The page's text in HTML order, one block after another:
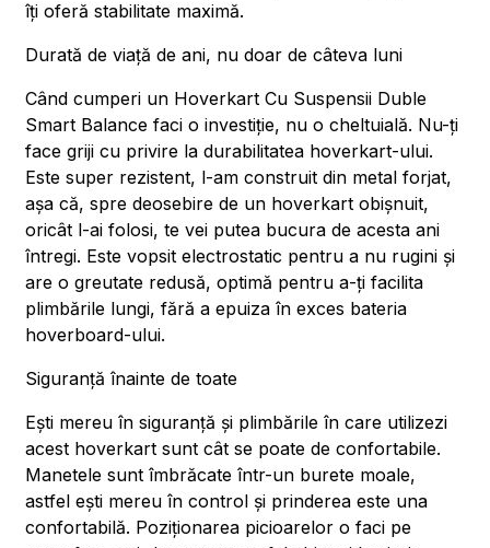
îți oferă stabilitate maximă.
Durată de viață de ani, nu doar de câteva luni
Când cumperi un Hoverkart Cu Suspensii Duble
Smart Balance faci o investiție, nu o cheltuială. Nu-ți
face griji cu privire la durabilitatea hoverkart-ului.
Este super rezistent, l-am construit din metal forjat,
așa că, spre deosebire de un hoverkart obișnuit,
oricât l-ai folosi, te vei putea bucura de acesta ani
întregi. Este vopsit electrostatic pentru a nu rugini și
are o greutate redusă, optimă pentru a-ți facilita
plimbările lungi, fără a epuiza în exces bateria
hoverboard-ului.
Siguranță înainte de toate
Ești mereu în siguranță și plimbările în care utilizezi
acest hoverkart sunt cât se poate de confortabile.
Manetele sunt îmbrăcate într-un burete moale,
astfel ești mereu în control și prinderea este una
confortabilă. Poziționarea picioarelor o faci pe